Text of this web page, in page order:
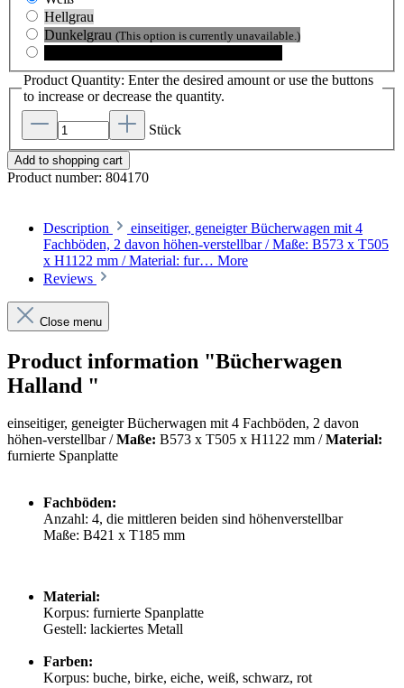
Hellgrau
Dunkelgrau (This option is currently unavailable.)
Product Quantity: Enter the desired amount or use the buttons
to increase or decrease the quantity.
Stück
Add to shopping cart
Product number: 804170
Description
einseitiger, geneigter Bücherwagen mit 4
Fachböden, 2 davon höhen-verstellbar / Maße: B573 x T505
x H1122 mm / Material: fur… More
Reviews
Close menu
Product information "Bücherwagen
Halland "
einseitiger, geneigter Bücherwagen mit 4 Fachböden, 2 davon
höhen-verstellbar /Maße: B573 x T505 x H1122 mm /Material:
furnierte Spanplatte
Fachböden:
Anzahl: 4, die mittleren beiden sind höhenverstellbar
Maße: B421 x T185 mm
Material:
Korpus: furnierte Spanplatte
Gestell: lackiertes Metall
Farben:
Korpus: buche, birke, eiche, weiß, schwarz, rot